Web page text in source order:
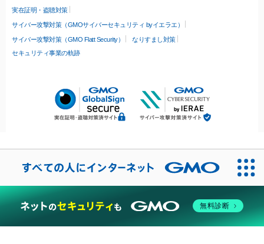
実在証明・盗聴対策
サイバー攻撃対策（GMOサイバーセキュリティ byイエラエ）
サイバー攻撃対策（GMO Flatt Security）
なりすまし対策
セキュリティ事業の軌跡
無料診断